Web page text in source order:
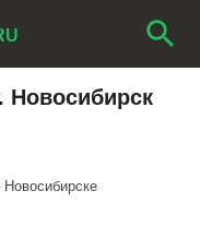
search
Новосибирск
Новосибирске